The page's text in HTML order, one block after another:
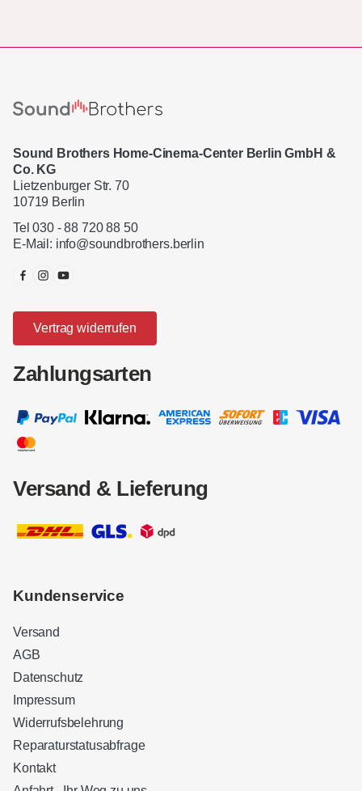
Sound Brothers Home-Cinema-Center Berlin GmbH &
Co. KG
Lietzenburger Str. 70
10719 Berlin
Tel 030 - 88 720 88 50
E-Mail: info@soundbrothers.berlin
Vertrag widerrufen
Zahlungsarten
Versand & Lieferung
Kundenservice
Versand
AGB
Datenschutz
Impressum
Widerrufsbelehrung
Reparaturstatusabfrage
Kontakt